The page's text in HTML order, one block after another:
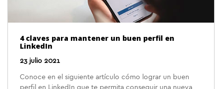
4 claves para mantener un buen perfil en
LinkedIn
23 julio 2021
Conoce en el siguiente artículo cómo lograr un buen